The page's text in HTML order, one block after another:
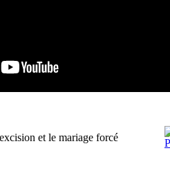
et le mariage forcé